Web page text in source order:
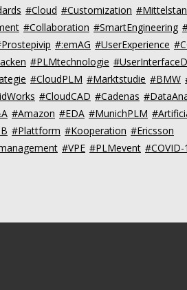
#Cloud #Customization
#Collaboration #SmartEngineering
#:emAG #UserExperience
#PLMtechnologie
#CloudPLM #Marktstudie #BMW
#CloudCAD #Cadenas
#Amazon #EDA #MunichPLM
#Plattform #Kooperation #Ericsson
#VPE #PLMevent #COVID-